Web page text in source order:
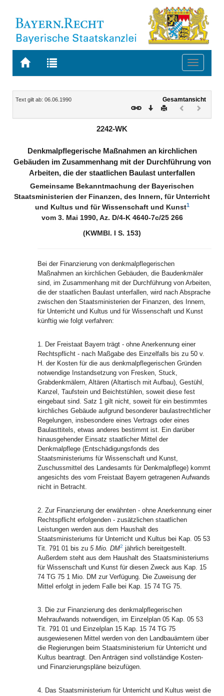
Zur
BAYERN.RECHT
Zur
letzten
Suche
Toggle
Navigation
Inhalt
Text gilt ab: 06.06.1990
Gesamtansicht
Download
DruckenVorheriges
2242-WK
Denkmalpflegerische Maßnahmen an kirchlichen
Gebäuden im Zusammenhang mit der Durchführung von
Arbeiten, die der staatlichen Baulast unterfallen
Gemeinsame Bekanntmachung der Bayerischen
Staatsministerien der Finanzen, des Innern, für Unterricht
und Kultus und für Wissenschaft und Kunst1
vom 3. Mai 1990, Az. D/4-K 4640-7c/25 266
(KWMBl. I S. 153)
Bei der Finanzierung von denkmalpflegerischen
Maßnahmen an kirchlichen Gebäuden, die Baudenkmäler
sind, im Zusammenhang mit der Durchführung von Arbeiten,
die der staatlichen Baulast unterfallen, wird nach Absprache
zwischen den Staatsministerien der Finanzen, des Innern,
für Unterricht und Kultus und für Wissenschaft und Kunst
künftig wie folgt verfahren:
1. Der Freistaat Bayern trägt - ohne Anerkennung einer
Rechtspflicht - nach Maßgabe des Einzelfalls bis zu 50 v.
H. der Kosten für die aus denkmalpflegerischen Gründen
notwendige Instandsetzung von Fresken, Stuck,
Grabdenkmälern, Altären (Altartisch mit Aufbau), Gestühl,
Kanzel, Taufstein und Beichtstühlen, soweit diese fest
eingebaut sind. Satz 1 gilt nicht, soweit für ein bestimmtes
kirchliches Gebäude aufgrund besonderer baulastrechtlicher
Regelungen, insbesondere eines Vertrags oder eines
Baulasttitels, etwas anderes bestimmt ist. Ein darüber
hinausgehender Einsatz staatlicher Mittel der
Denkmalpflege (Entschädigungsfonds des
Staatsministeriums für Wissenschaft und Kunst,
Zuschussmittel des Landesamts für Denkmalpflege) kommt
angesichts des vom Freistaat Bayern getragenen Aufwands
nicht in Betracht.
2. Zur Finanzierung der erwähnten - ohne Anerkennung einer
Rechtspflicht erfolgenden - zusätzlichen staatlichen
Leistungen werden aus dem Haushalt des
Staatsministeriums für Unterricht und Kultus bei Kap. 05 53
Tit. 791 01 bis zu 5 Mio. DM2 jährlich bereitgestellt.
Außerdem steht aus dem Haushalt des Staatsministeriums
für Wissenschaft und Kunst für diesen Zweck aus Kap. 15
74 TG 75 1 Mio. DM zur Verfügung. Die Zuweisung der
Mittel erfolgt in jedem Falle bei Kap. 15 74 TG 75.
3. Die zur Finanzierung des denkmalpflegerischen
Mehraufwands notwendigen, im Einzelplan 05 Kap. 05 53
Tit. 791 01 und Einzelplan 15 Kap. 15 74 TG 75
ausgewiesenen Mittel werden von den Landbauämtern über
die Regierungen beim Staatsministerium für Unterricht und
Kultus beantragt. Den Anträgen sind vollständige Kosten-
und Finanzierungspläne beizufügen.
4. Das Staatsministerium für Unterricht und Kultus weist die